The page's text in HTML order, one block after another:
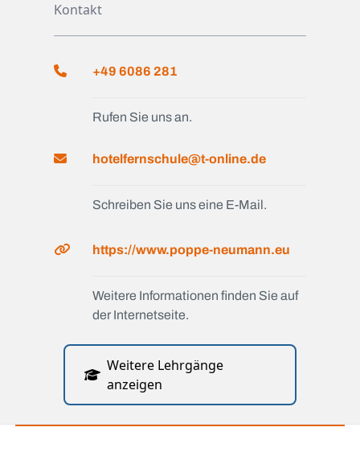
Kontakt
+49 6086 281
Rufen Sie uns an.
hotelfernschule@t-online.de
Schreiben Sie uns eine E-Mail.
https://www.poppe-neumann.eu
Weitere Informationen finden Sie auf
der Internetseite.
Weitere Lehrgänge
anzeigen